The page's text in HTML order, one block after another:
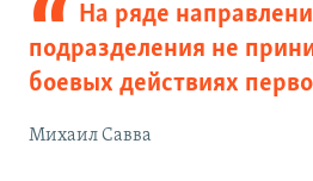
На ряде
подразделения не
боевых действиях
Михаил Савва